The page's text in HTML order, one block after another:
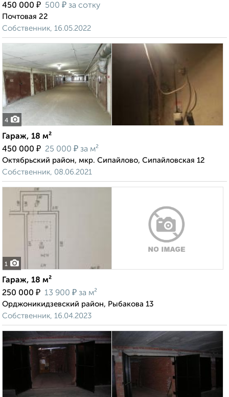
450 000 ₽ 500 ₽ за сотку
Почтовая 22
Собственник, 16.05.2022
4
Гараж, 18 м²
450 000 ₽ 25 000 ₽ за м²
Октябрьский район, мкр. Сипайлово, Сипайловская 12
Собственник, 08.06.2021
1
Гараж, 18 м²
250 000 ₽ 13 900 ₽ за м²
Орджоникидзевский район, Рыбакова 13
Собственник, 16.04.2023